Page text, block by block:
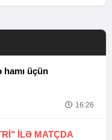
hamı üçün
16:26
İLƏ MATÇDA